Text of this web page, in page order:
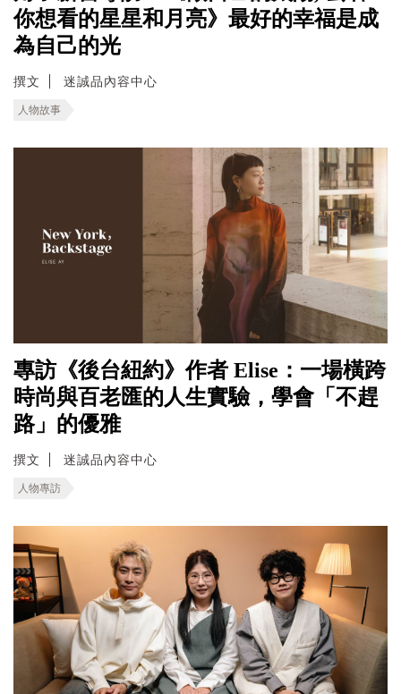
你想看的星星和月亮》最好的幸福是成
為自己的光
撰文 迷誠品內容中心
人物故事
專訪《後台紐約》作者 Elise：一場橫跨
時尚與百老匯的人生實驗，學會「不趕
路」的優雅
撰文 迷誠品內容中心
人物專訪